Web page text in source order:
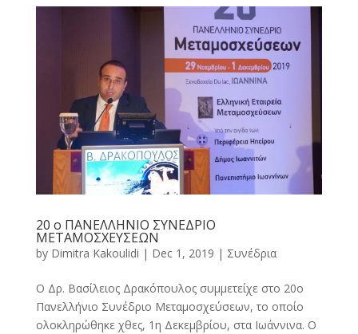
20 ο ΠΑΝΕΛΛΗΝΙΟ ΣΥΝΕΔΡΙΟ
ΜΕΤΑΜΟΣΧΕΥΣΕΩΝ
by Dimitra Kakoulidi | Dec 1, 2019 | Συνέδρια
Ο Δρ. Βασίλειος Δρακόπουλος συμμετείχε στο 20ο
Πανελλήνιο Συνέδριο Μεταμοσχεύσεων, το οποίο
ολοκληρώθηκε χθες, 1η Δεκεμβρίου, στα Ιωάννινα. Ο